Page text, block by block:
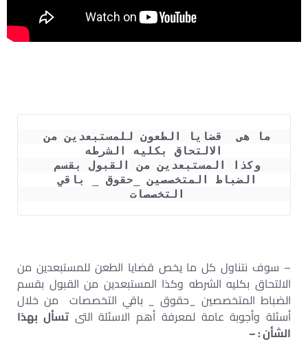
ما هى  قضايا الطعون للمستبعدين من
الالتحاق بكليه الشرطه
الضباط المتخصصين _حقوق _ باقي
التخصصات
– سوف نتناول كل ما يخص قضايا الطعن للمستبعدين من
الالتحاق بكليه الشرطه وكذا المستبعدين من القبول بقسم
الضباط المتخصصين _حقوق _ باقي التخصصات من خلال
أسئلة وأجوبة عامة لمعرفة أهم الاسئلة التىتسأل بهذا
الشأن : –